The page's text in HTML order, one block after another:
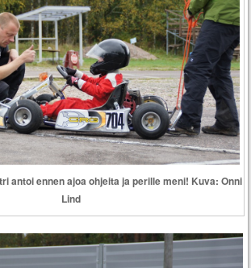
antoi ennen ajoa ohjeita ja perille meni! Kuva: Onni
Lind